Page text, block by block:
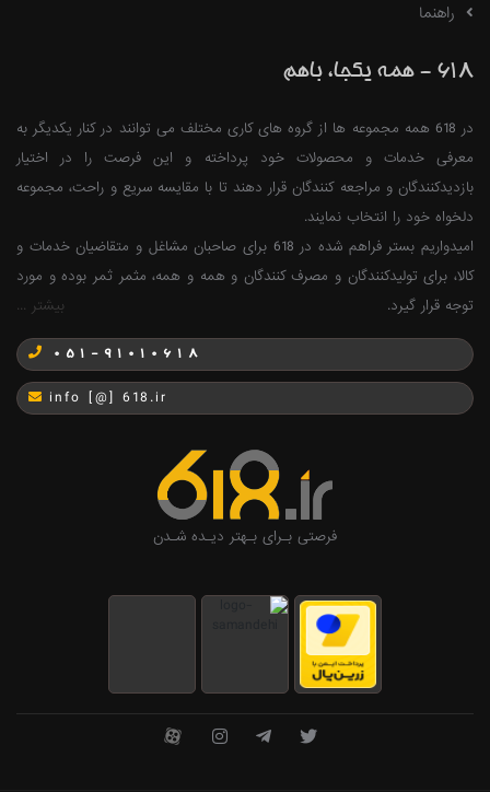
راهنما
618 - همه یکجا، باهم
در 618 همه مجموعه ها از گروه های کاری مختلف می توانند در کنار یکدیگر به
معرفی خدمات و محصولات خود پرداخته و این فرصت را در اختیار
بازدیدکنندگان و مراجعه کنندگان قرار دهند تا با مقایسه سریع و راحت، مجموعه
دلخواه خود را انتخاب نمایند.
امیدواریم بستر فراهم شده در 618 برای صاحبان مشاغل و متقاضیان خدمات و
کالا، برای تولیدکنندگان و مصرف کنندگان و همه و همه، مثمر ثمر بوده و مورد
توجه قرار گیرد.
بیشتر ...
051-91010618
info [@] 618.ir
فرصتی بـرای بـهتر دیـده شـدن